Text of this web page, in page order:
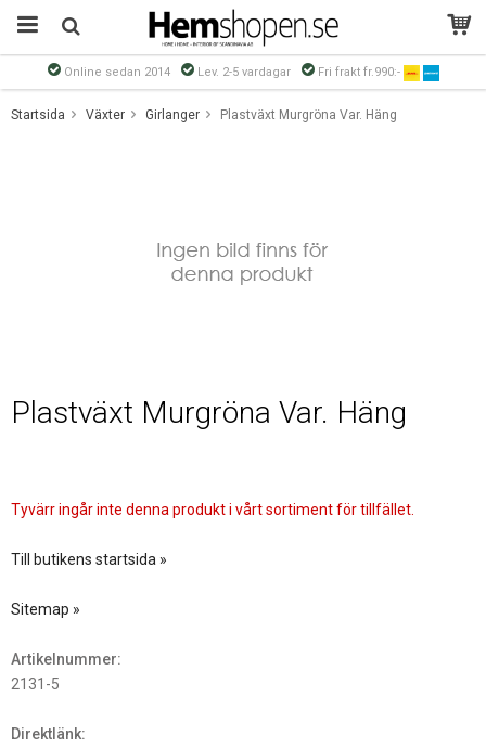
Online sedan 2014 Lev. 2-5 vardagar Fri frakt fr.990:-
Startsida Växter Girlanger Plastväxt Murgröna Var. Häng
Plastväxt Murgröna Var. Häng
Tyvärr ingår inte denna produkt i vårt sortiment för tillfället.
Till butikens startsida »
Sitemap »
Artikelnummer:
2131-5
Direktlänk: